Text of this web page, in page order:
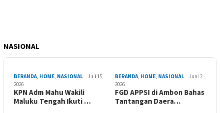
NASIONAL
BERANDA, HOME, NASIONAL
Juli 15,
2026
KPN Adm Mahu Wakili
Maluku Tengah Ikuti …
BERANDA, HOME, NASIONAL
Juni 3,
2026
FGD APPSI di Ambon Bahas
Tantangan Daera…